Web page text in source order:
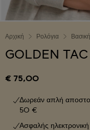
Αρχική Ρολόγια
GOLDEN TAC
€ 75,00
Δωρεάν απλή
50 €
Ασφαλής